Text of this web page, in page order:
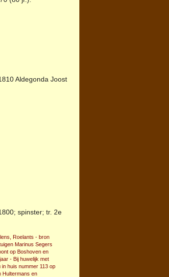
Aldegonda Joost
spinster; tr. 2e
Roelants - bron
Marinus Segers
op Boshoven en
- Bij huwelijk met
huis nummer 113 op
Hultermans en